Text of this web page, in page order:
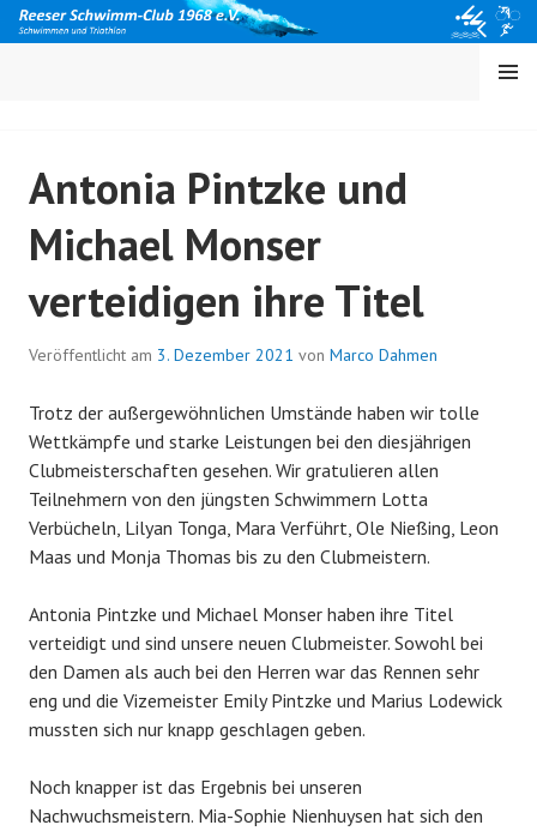
Springe
zum
MENÜ
Antonia Pintzke und
Michael Monser
verteidigen ihre Titel
Veröffentlicht am 3. Dezember 2021 von Marco Dahmen
Trotz der außergewöhnlichen Umstände haben wir tolle
Wettkämpfe und starke Leistungen bei den diesjährigen
Clubmeisterschaften gesehen. Wir gratulieren allen
Teilnehmern von den jüngsten Schwimmern Lotta
Verbücheln, Lilyan Tonga, Mara Verführt, Ole Nießing, Leon
Maas und Monja Thomas bis zu den Clubmeistern.
Antonia Pintzke und Michael Monser haben ihre Titel
verteidigt und sind unsere neuen Clubmeister. Sowohl bei
den Damen als auch bei den Herren war das Rennen sehr
eng und die Vizemeister Emily Pintzke und Marius Lodewick
mussten sich nur knapp geschlagen geben.
Noch knapper ist das Ergebnis bei unseren
Nachwuchsmeistern. Mia-Sophie Nienhuysen hat sich den